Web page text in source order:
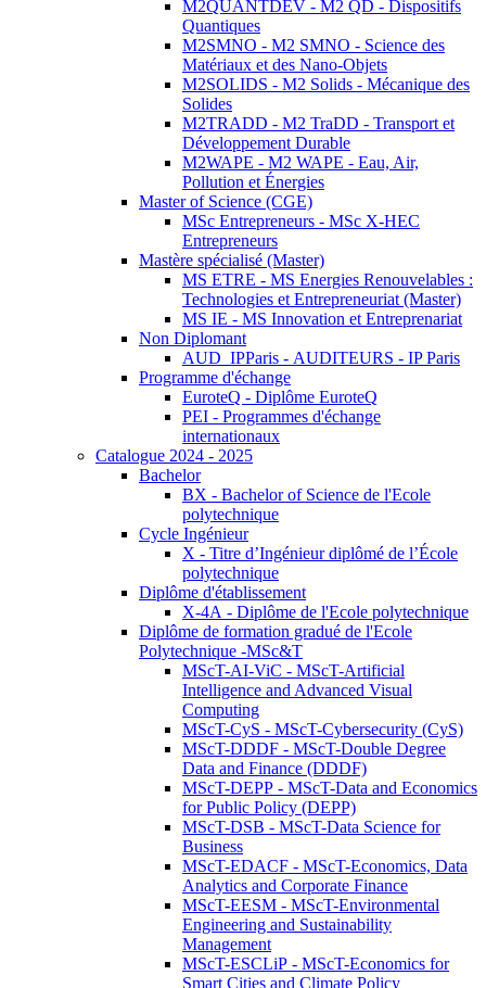
M2QUANTDEV - M2 QD - Dispositifs
Quantiques
M2SMNO - M2 SMNO - Science des
Matériaux et des Nano-Objets
M2SOLIDS - M2 Solids - Mécanique des
Solides
M2TRADD - M2 TraDD - Transport et
Développement Durable
M2WAPE - M2 WAPE - Eau, Air,
Pollution et Énergies
Master of Science (CGE)
MSc Entrepreneurs - MSc X-HEC
Entrepreneurs
Mastère spécialisé (Master)
MS ETRE - MS Energies Renouvelables :
Technologies et Entrepreneuriat (Master)
MS IE - MS Innovation et Entreprenariat
Non Diplomant
AUD_IPParis - AUDITEURS - IP Paris
Programme d'échange
EuroteQ - Diplôme EuroteQ
PEI - Programmes d'échange
internationaux
Catalogue 2024 - 2025
Bachelor
BX - Bachelor of Science de l'Ecole
polytechnique
Cycle Ingénieur
X - Titre d’Ingénieur diplômé de l’École
polytechnique
Diplôme d'établissement
X-4A - Diplôme de l'Ecole polytechnique
Diplôme de formation gradué de l'Ecole
Polytechnique -MSc&T
MScT-AI-ViC - MScT-Artificial
Intelligence and Advanced Visual
Computing
MScT-CyS - MScT-Cybersecurity (CyS)
MScT-DDDF - MScT-Double Degree
Data and Finance (DDDF)
MScT-DEPP - MScT-Data and Economics
for Public Policy (DEPP)
MScT-DSB - MScT-Data Science for
Business
MScT-EDACF - MScT-Economics, Data
Analytics and Corporate Finance
MScT-EESM - MScT-Environmental
Engineering and Sustainability
Management
MScT-ESCLiP - MScT-Economics for
Smart Cities and Climate Policy